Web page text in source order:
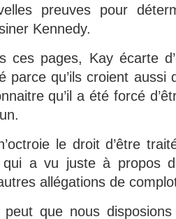
preuves pour
Kennedy.
ces pages, Kay écarte
parce qu’ils croient aussi
qu’il a été forcé
le droit d’être
qui a vu juste à propos
allégations de
que nous disposions